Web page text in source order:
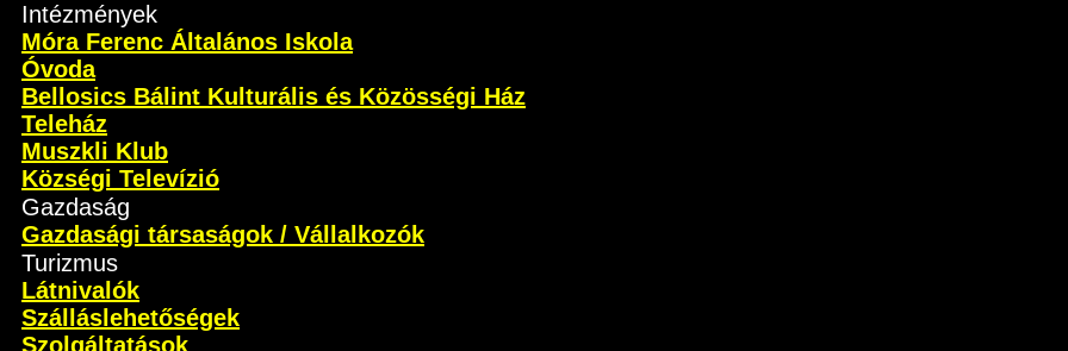
Intézmények
Móra Ferenc Általános Iskola
Óvoda
Bellosics Bálint Kulturális és Közösségi Ház
Teleház
Muszkli Klub
Községi Televízió
Gazdaság
Gazdasági társaságok / Vállalkozók
Turizmus
Látnivalók
Szálláslehetőségek
Szolgáltatások